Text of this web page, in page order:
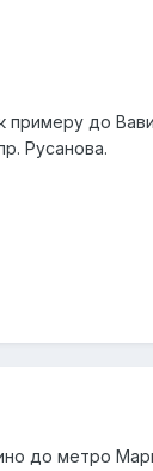
до
Русанова.
до метро